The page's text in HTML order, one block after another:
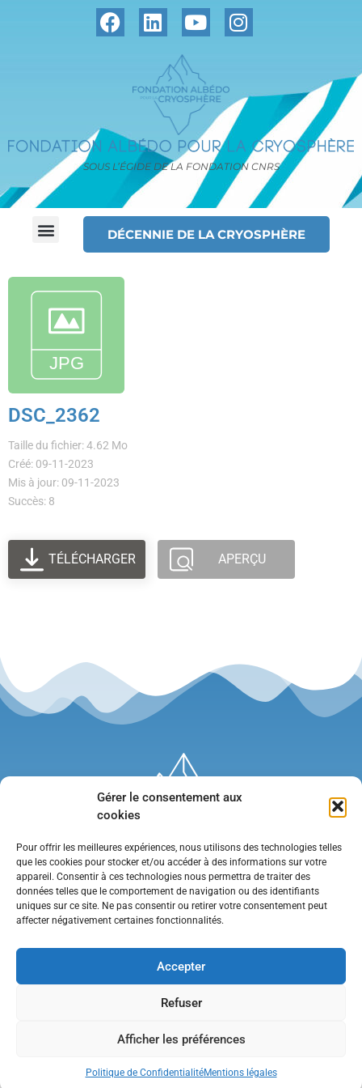
Gérer le consentement aux
cookies
Pour offrir les meilleures expériences, nous utilisons des technologies telles
que les cookies pour stocker et/ou accéder à des informations sur votre
appareil. Consentir à ces technologies nous permettra de traiter des
données telles que le comportement de navigation ou des identifiants
uniques sur ce site. Ne pas consentir ou retirer votre consentement peut
affecter négativement certaines fonctionnalités.
Accepter
Refuser
Afficher les préférences
Politique de ConfidentialitéMentions légales
SOUS L’ÉGIDE DE LA FONDATION CNRS
DÉCENNIE DE LA CRYOSPHÈRE
DSC_2362
Taille du fichier: 4.62 Mo
Créé: 09-11-2023
Mis à jour: 09-11-2023
Succès: 8
TÉLÉCHARGER APERÇU
•Contact